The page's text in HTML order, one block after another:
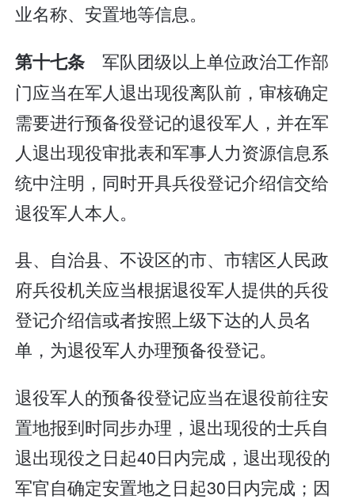
业名称、安置地等信息。
第十七条军队团级以上单位政治工作部
门应当在军人退出现役离队前，审核确定
需要进行预备役登记的退役军人，并在军
人退出现役审批表和军事人力资源信息系
统中注明，同时开具兵役登记介绍信交给
退役军人本人。
县、自治县、不设区的市、市辖区人民政
府兵役机关应当根据退役军人提供的兵役
登记介绍信或者按照上级下达的人员名
单，为退役军人办理预备役登记。
退役军人的预备役登记应当在退役前往安
置地报到时同步办理，退出现役的士兵自
退出现役之日起40日内完成，退出现役的
军官自确定安置地之日起30日内完成；因